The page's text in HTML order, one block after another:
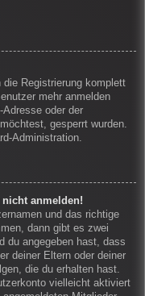
Registrierung komplett
mehr anmelden
oder der
gesperrt wurden.
Administration.
anmelden!
und das richtige
dann gibt es zwei
du angegeben hast, dass
deiner Eltern oder deiner
die du erhalten hast.
vielleicht aktiviert